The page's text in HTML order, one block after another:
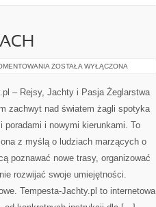
REJSY
I
JEZIORACH
ZOSTAŁA WYŁĄCZONA
– Rejsy, Jachty i Pasja Żeglarstwa
zachwyt nad światem żagli spotyka
poradami i nowymi kierunkami. To
z myślą o ludziach marzących o
poznawać nowe trasy, organizować
rozwijać swoje umiejętności.
Tempesta-Jachty.pl to internetowa